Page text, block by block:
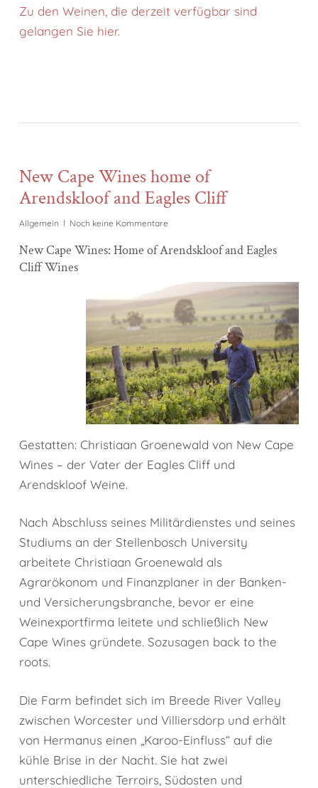
Zu den Weinen, die derzeit verfügbar sind
gelangen Sie hier.
New Cape Wines home of
Arendskloof and Eagles Cliff
Allgemein Noch keine Kommentare
New Cape Wines: Home of Arendskloof and Eagles
Cliff Wines
Gestatten: Christiaan Groenewald von New Cape
Wines – der Vater der Eagles Cliff und
Arendskloof Weine.
Nach Abschluss seines Militärdienstes und seines
Studiums an der Stellenbosch University
arbeitete Christiaan Groenewald als
Agrarökonom und Finanzplaner in der Banken-
und Versicherungsbranche, bevor er eine
Weinexportfirma leitete und schließlich New
Cape Wines gründete. Sozusagen back to the
roots.
Die Farm befindet sich im Breede River Valley
zwischen Worcester und Villiersdorp und erhält
von Hermanus einen „Karoo-Einfluss“ auf die
kühle Brise in der Nacht. Sie hat zwei
unterschiedliche Terroirs, Südosten und